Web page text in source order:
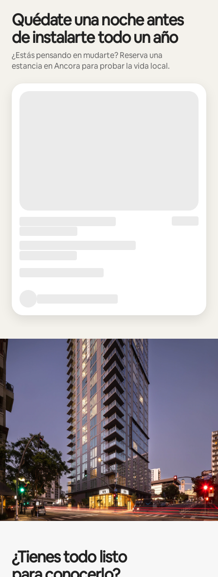
Quédate una noche antes
de instalarte todo un año
¿Estás pensando en mudarte? Reserva una
estancia en Ancora para probar la vida local.
Mostrando 0 de 0 elementos
¿Tienes todo listo